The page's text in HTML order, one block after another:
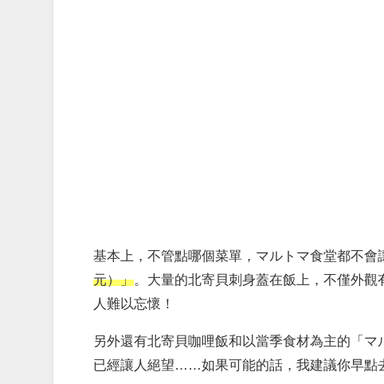
基本上，不管點哪個菜單，マルトマ食堂都不會
元）」 。大量的北寄貝刺身蓋在飯上，不僅外
人難以忘懷！
另外還有北寄貝咖哩飯和以當季食材為主的「
已經讓人絕望……如果可能的話，我建議你早點